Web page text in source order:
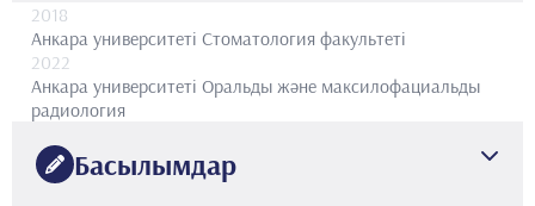
2018
Анкара университеті Стоматология факультеті
2022
Анкара университеті Оральды және максилофациальды
радиология
Басылымдар